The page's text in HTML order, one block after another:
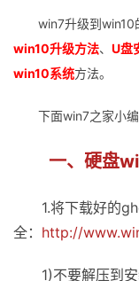
win7升级到win10的
win10升级方法、 U盘
win10系统方法。
下面win7之家小编
一、硬盘
1.将下载好的
全： http://
1)不要解压到安